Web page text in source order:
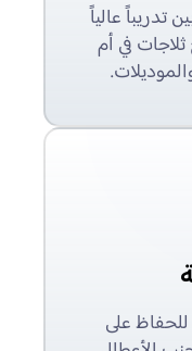
تدريباً عالياً
في أم
على